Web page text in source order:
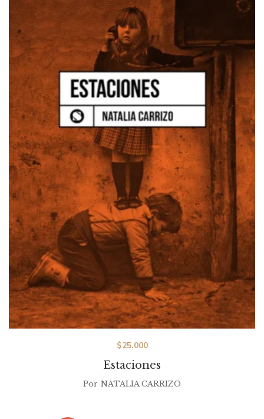
Estaciones
$25.000
Por NATALIA CARRIZO